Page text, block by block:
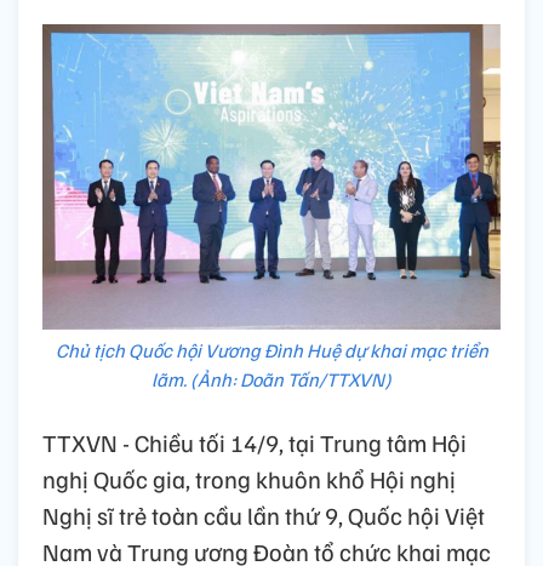
Chủ tịch Quốc hội Vương Đình Huệ dự khai mạc triển
lãm. (Ảnh: Doãn Tấn/TTXVN)
TTXVN - Chiều tối 14/9, tại Trung tâm Hội
nghị Quốc gia, trong khuôn khổ Hội nghị
Nghị sĩ trẻ toàn cầu lần thứ 9, Quốc hội Việt
Nam và Trung ương Đoàn tổ chức khai mạc